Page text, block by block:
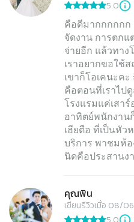
5.0
คือดีมากกกกกก
จัดงาน การตกแ
จ่ายอีก แล้วทา
เราอยากขอใช้
เขาก็โอเคนะคะ
คือตอนที่เราไป
โรงแรมแค่เสา
อาทิตย์พนักงาน
เฮียตือ ที่เป็นหัว
บริการ พาชมห้
นิดคือประสานง
คุณพิน
เขียนรีวิวเมื่อ 08/